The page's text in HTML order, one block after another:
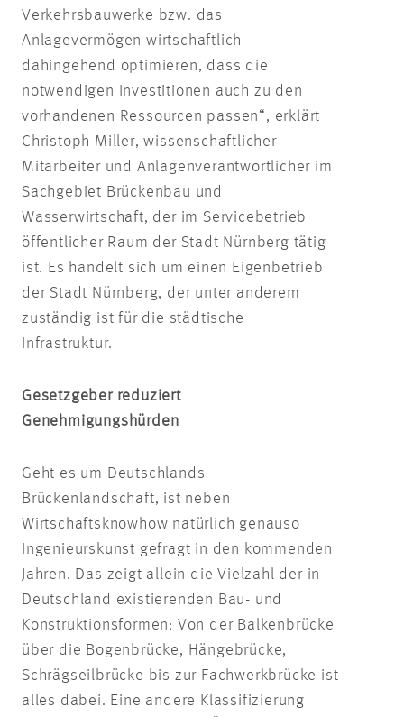
Verkehrsbauwerke bzw. das
Anlagevermögen wirtschaftlich
dahingehend optimieren, dass die
notwendigen Investitionen auch zu den
vorhandenen Ressourcen passen“, erklärt
Christoph Miller, wissenschaftlicher
Mitarbeiter und Anlagenverantwortlicher im
Sachgebiet Brückenbau und
Wasserwirtschaft, der im Servicebetrieb
öffentlicher Raum der Stadt Nürnberg tätig
ist. Es handelt sich um einen Eigenbetrieb
der Stadt Nürnberg, der unter anderem
zuständig ist für die städtische
Infrastruktur.
Gesetzgeber reduziert
Genehmigungshürden
Geht es um Deutschlands
Brückenlandschaft, ist neben
Wirtschaftsknowhow natürlich genauso
Ingenieurskunst gefragt in den kommenden
Jahren. Das zeigt allein die Vielzahl der in
Deutschland existierenden Bau- und
Konstruktionsformen: Von der Balkenbrücke
über die Bogenbrücke, Hängebrücke,
Schrägseilbrücke bis zur Fachwerkbrücke ist
alles dabei. Eine andere Klassifizierung